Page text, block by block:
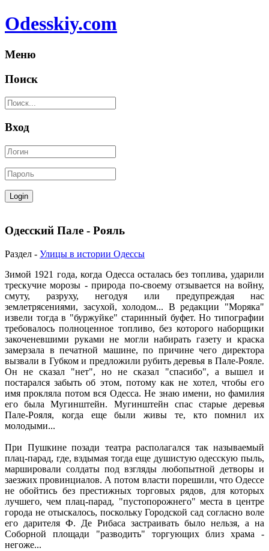
Odesskiy.com
Меню
Поиск
Вход
Одесский Пале - Рояль
Раздел - Улицы в истории Одессы
Зимой 1921 года, когда Одесса осталась без топлива, ударили
трескучие морозы - природа по-своему отзывается на войну,
смуту, разруху, негодуя или предупреждая нас
землетрясениями, засухой, холодом... В редакции "Моряка"
извели тогда в "буржуйке" старинный буфет. Но типографии
требовалось полноценное топливо, без которого наборщики
закоченевшими руками не могли набирать газету и краска
замерзала в печатной машине, по причине чего директора
вызвали в Губком и предложили рубить деревья в Пале-Рояле.
Он не сказал "нет", но не сказал "спасибо", а вышел и
постарался забыть об этом, потому как не хотел, чтобы его
имя прокляла потом вся Одесса. Не знаю имени, но фамилия
его была Мугинштейн. Мугинштейн спас старые деревья
Пале-Рояля, когда еще были живы те, кто помнил их
молодыми...
При Пушкине позади театра располагался так называемый
плац-парад, где, вздымая тогда еще душистую одесскую пыль,
маршировали солдаты под взгляды любопытной детворы и
заезжих провинциалов. А потом власти порешили, что Одессе
не обойтись без престижных торговых рядов, для которых
лучшего, чем плац-парад, "пустопорожнего" места в центре
города не отыскалось, поскольку Городской сад согласно воле
его дарителя Ф. Де Рибаса застраивать было нельзя, а на
Соборной площади "разводить" торгующих близ храма -
негоже...